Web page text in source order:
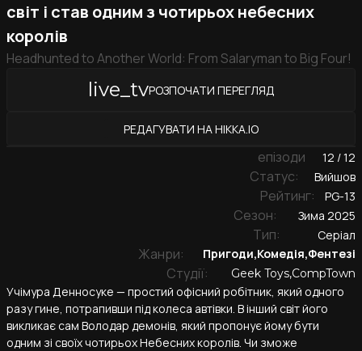
світ і став одним з чотирьох небесних
королів
Headhunted to Another World: From Salaryman to Big Four!
live_tvРОЗПОЧАТИ ПЕРЕГЛЯД
РЕДАГУВАТИ НА HIKKA.IO
12 / 12
епізоди
Вийшов
Cтатус:
PG-13
Рейтинг:
Зима 2025
Cезон:
Серіал
Тип:
Пригоди,Комедія,Фентезі
Жанри:
Geek Toys,CompTown
Студії:
Учімура Денносуке — простий офісний робітник, який одного
разу гине, потрапивши під колеса автівки. В інший світ його
викликає сам Володар демонів, який пропонує йому бути
одним зі своїх чотирьох Небесних королів. Чи зможе